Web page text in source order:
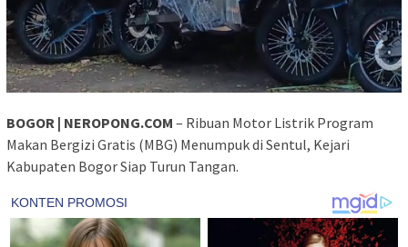
BOGOR | NEROPONG.COM – Ribuan Motor Listrik Program
Makan Bergizi Gratis (MBG) Menumpuk di Sentul, Kejari
Kabupaten Bogor Siap Turun Tangan.